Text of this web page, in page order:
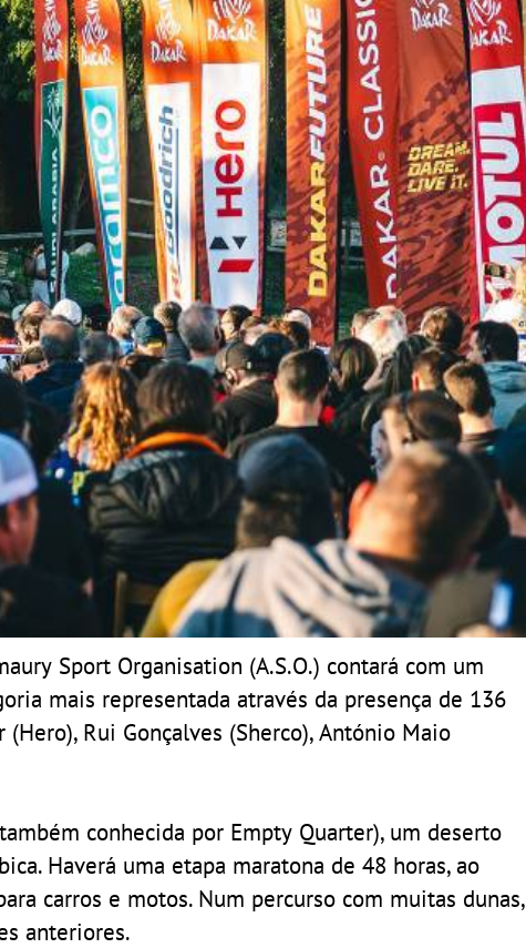
Sport Organisation (A.S.O.) contará com um
mais representada através da presença de 136
Rui Gonçalves (Sherco), António Maio
conhecida por Empty Quarter), um deserto
Haverá uma etapa maratona de 48 horas, ao
carros e motos. Num percurso com muitas dunas,
anteriores.